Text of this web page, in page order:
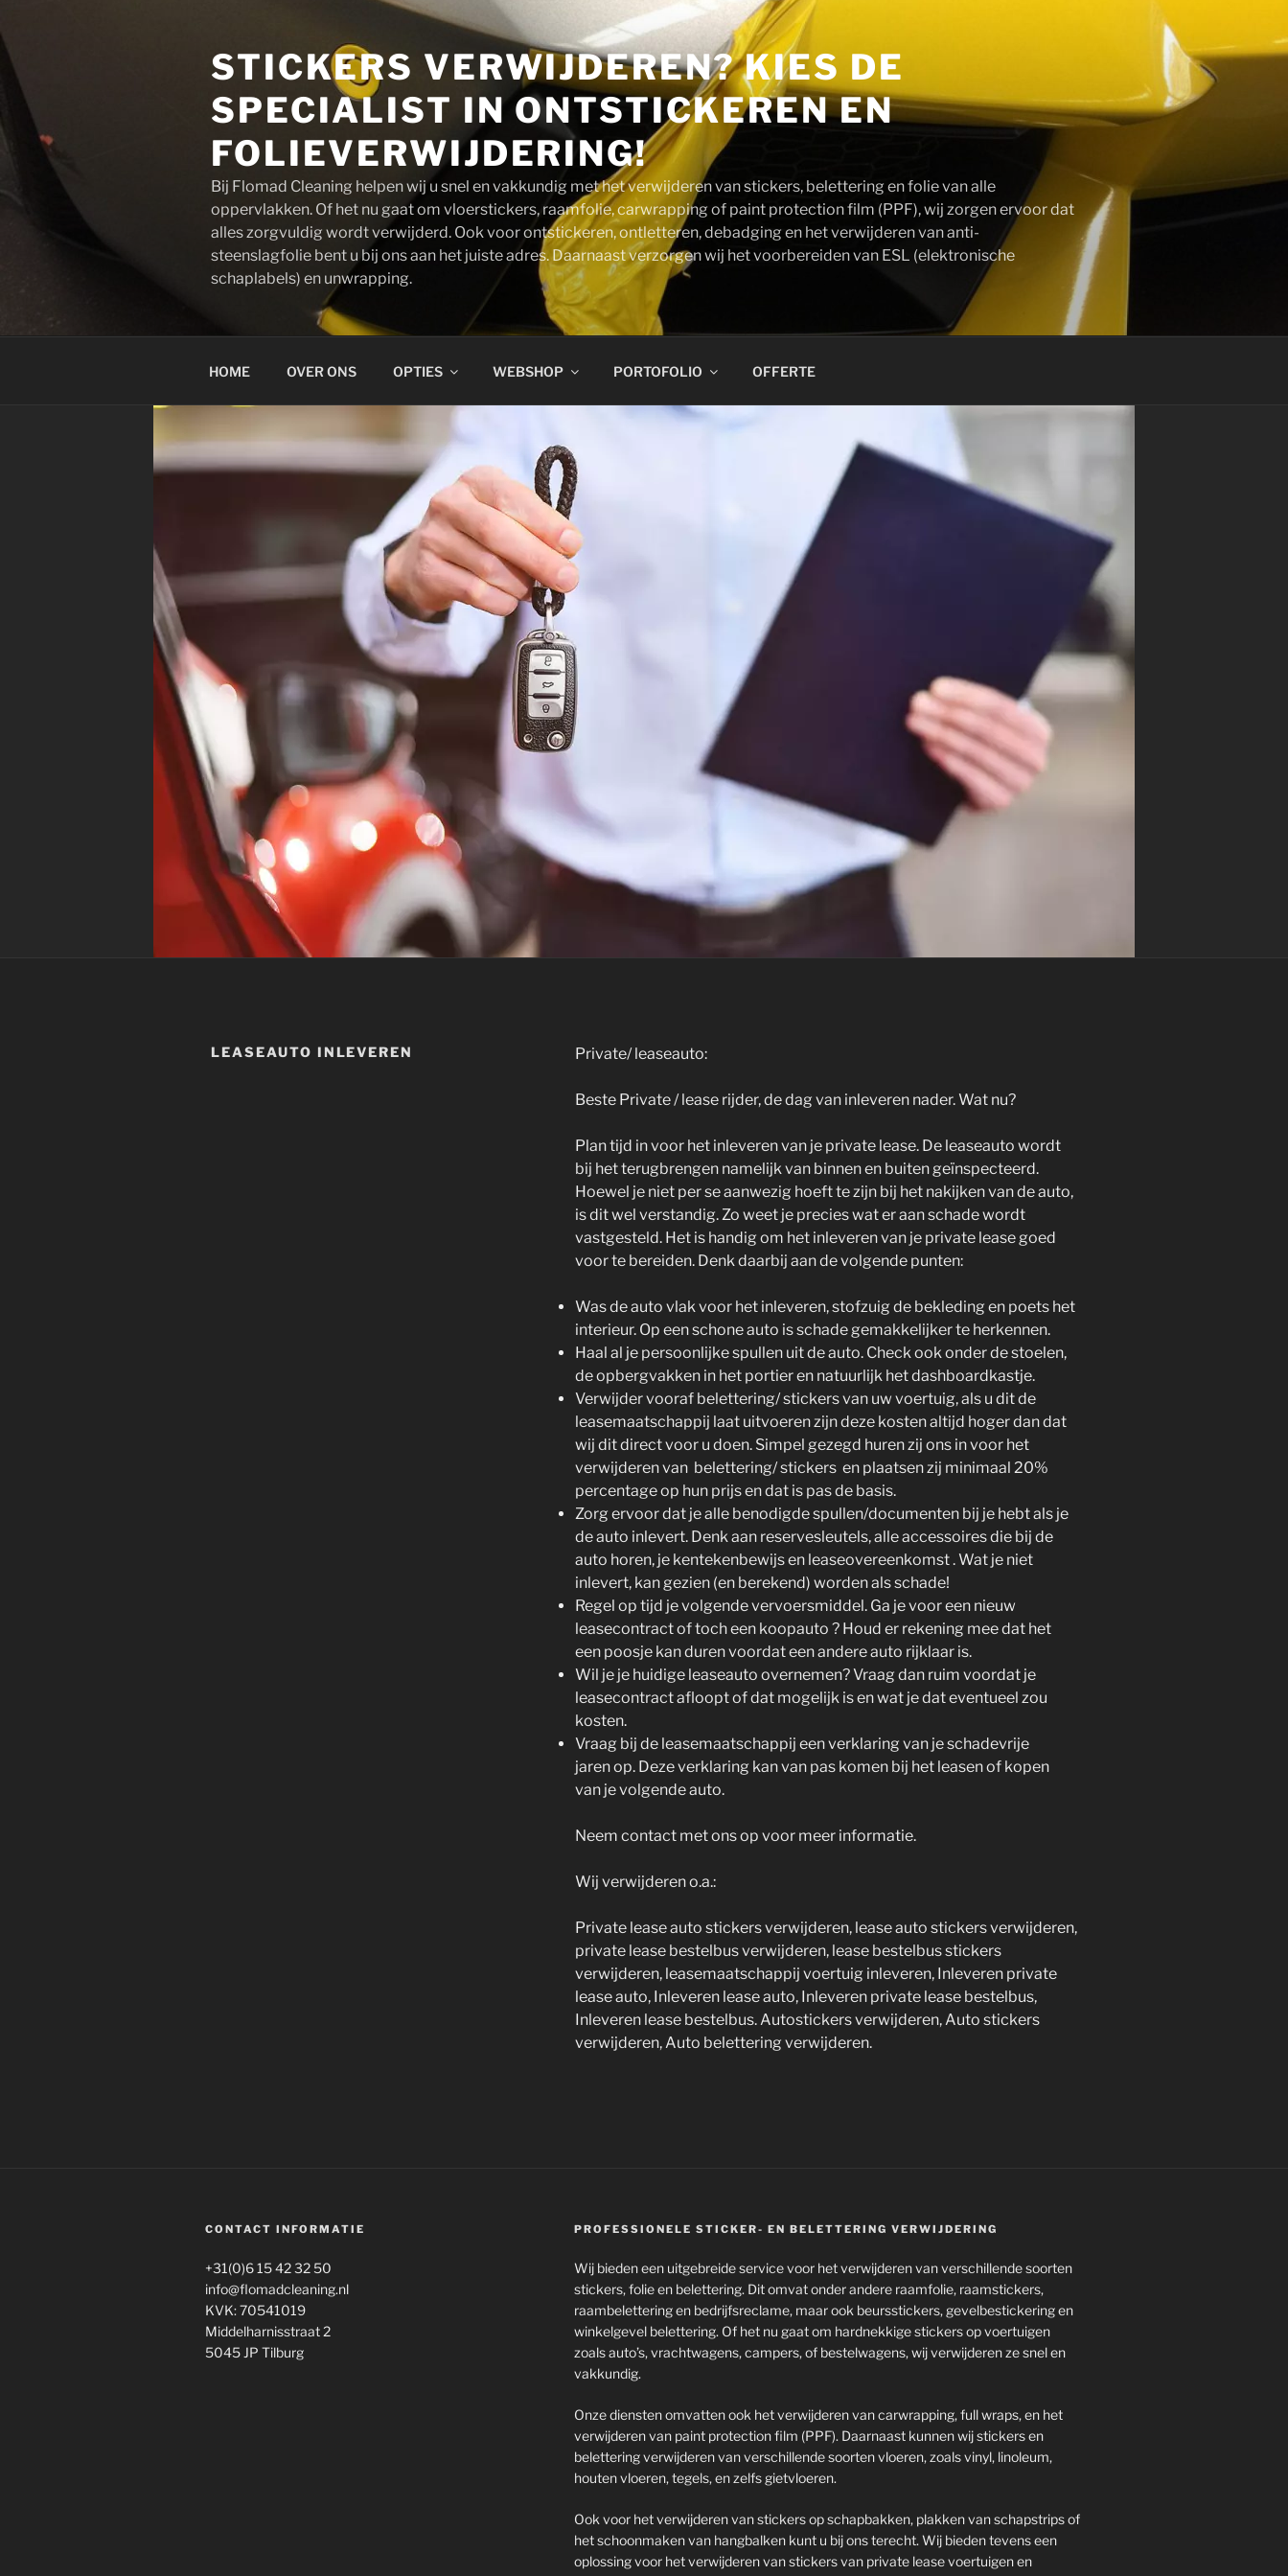
de
inhoud
springen
STICKERS VERWIJDEREN? KIES DE
SPECIALIST IN ONTSTICKEREN EN
FOLIEVERWIJDERING!
Bij Flomad Cleaning helpen wij u snel en vakkundig met het verwijderen van stickers, belettering en folie van alle
oppervlakken. Of het nu gaat om vloerstickers, raamfolie, carwrapping of paint protection film (PPF), wij zorgen ervoor dat
alles zorgvuldig wordt verwijderd. Ook voor ontstickeren, ontletteren, debadging en het verwijderen van anti-
steenslagfolie bent u bij ons aan het juiste adres. Daarnaast verzorgen wij het voorbereiden van ESL (elektronische
schaplabels) en unwrapping.
HOME OVER ONS OPTIES WEBSHOP PORTOFOLIO OFFERTE
LEASEAUTO INLEVEREN Private/ leaseauto:
Beste Private / lease rijder, de dag van inleveren nader. Wat nu?
Plan tijd in voor het inleveren van je private lease. De leaseauto wordt
bij het terugbrengen namelijk van binnen en buiten geïnspecteerd.
Hoewel je niet per se aanwezig hoeft te zijn bij het nakijken van de auto,
is dit wel verstandig. Zo weet je precies wat er aan schade wordt
vastgesteld. Het is handig om het inleveren van je private lease goed
voor te bereiden. Denk daarbij aan de volgende punten:
Was de auto vlak voor het inleveren, stofzuig de bekleding en poets het
interieur. Op een schone auto is schade gemakkelijker te herkennen.
Haal al je persoonlijke spullen uit de auto. Check ook onder de stoelen,
de opbergvakken in het portier en natuurlijk het dashboardkastje.
Verwijder vooraf belettering/ stickers van uw voertuig, als u dit de
leasemaatschappij laat uitvoeren zijn deze kosten altijd hoger dan dat
wij dit direct voor u doen. Simpel gezegd huren zij ons in voor het
verwijderen van belettering/ stickers en plaatsen zij minimaal 20%
percentage op hun prijs en dat is pas de basis.
Zorg ervoor dat je alle benodigde spullen/documenten bij je hebt als je
de auto inlevert. Denk aan reservesleutels, alle accessoires die bij de
auto horen, je kentekenbewijs en leaseovereenkomst . Wat je niet
inlevert, kan gezien (en berekend) worden als schade!
Regel op tijd je volgende vervoersmiddel. Ga je voor een nieuw
leasecontract of toch een koopauto ? Houd er rekening mee dat het
een poosje kan duren voordat een andere auto rijklaar is.
Wil je je huidige leaseauto overnemen? Vraag dan ruim voordat je
leasecontract afloopt of dat mogelijk is en wat je dat eventueel zou
kosten.
Vraag bij de leasemaatschappij een verklaring van je schadevrije
jaren op. Deze verklaring kan van pas komen bij het leasen of kopen
van je volgende auto.
Neem contact met ons op voor meer informatie.
Wij verwijderen o.a.:
Private lease auto stickers verwijderen, lease auto stickers verwijderen,
private lease bestelbus verwijderen, lease bestelbus stickers
verwijderen, leasemaatschappij voertuig inleveren, Inleveren private
lease auto, Inleveren lease auto, Inleveren private lease bestelbus,
Inleveren lease bestelbus. Autostickers verwijderen, Auto stickers
verwijderen, Auto belettering verwijderen.
CONTACT INFORMATIE
+31(0)6 15 42 32 50
info@flomadcleaning.nl
KVK: 70541019
Middelharnisstraat 2
5045 JP Tilburg
PROFESSIONELE STICKER- EN BELETTERING VERWIJDERING
Wij bieden een uitgebreide service voor het verwijderen van verschillende soorten
stickers, folie en belettering. Dit omvat onder andere raamfolie, raamstickers,
raambelettering en bedrijfsreclame, maar ook beursstickers, gevelbestickering en
winkelgevel belettering. Of het nu gaat om hardnekkige stickers op voertuigen
zoals auto’s, vrachtwagens, campers, of bestelwagens, wij verwijderen ze snel en
vakkundig.
Onze diensten omvatten ook het verwijderen van carwrapping, full wraps, en het
verwijderen van paint protection film (PPF). Daarnaast kunnen wij stickers en
belettering verwijderen van verschillende soorten vloeren, zoals vinyl, linoleum,
houten vloeren, tegels, en zelfs gietvloeren.
Ook voor het verwijderen van stickers op schapbakken, plakken van schapstrips of
het schoonmaken van hangbalken kunt u bij ons terecht. Wij bieden tevens een
oplossing voor het verwijderen van stickers van private lease voertuigen en